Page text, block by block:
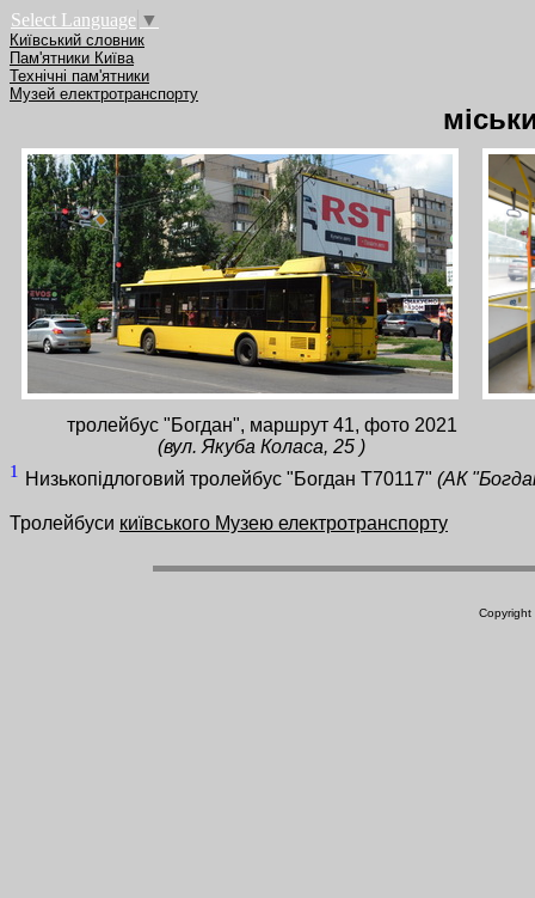
Select Language ▼
Київський словник
Пам'ятники Київа
Технічні пам'ятники
Музей електротранспорту
тролейбус "Богдан", маршрут 41, фото 2021
(вул. Якуба Коласа, 25 )
1 Низькопідлоговий тролейбус "Богдан Т70117" (АК
Тролейбуси київського Музею електротранспорту